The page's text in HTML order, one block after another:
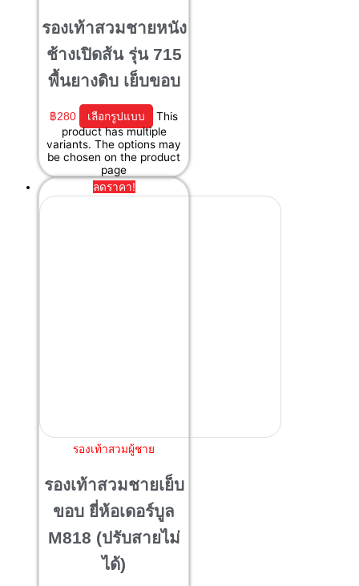
รองเท้าสวมชายหนัง
ช้างเปิดส้น รุ่น 715
พื้นยางดิบ เย็บขอบ
฿280 เลือกรูปแบบ
This
product has multiple
variants. The options may
be chosen on the product
page
ลดราคา!
รองเท้าสวมผู้ชาย
รองเท้าสวมชายเย็บ
ขอบ ยี่ห้อเดอร์บูล
M818 (ปรับสายไม่
ได้)